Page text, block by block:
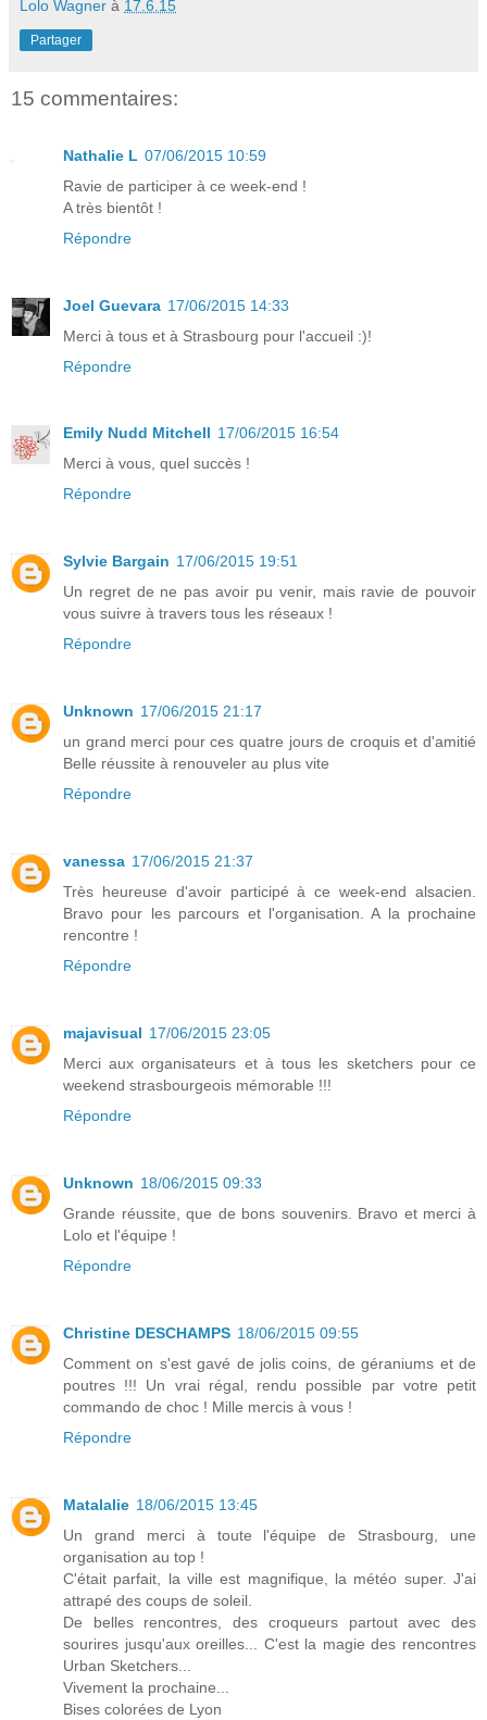
Lolo Wagner à 17.6.15
Partager
15 commentaires:
Nathalie L 07/06/2015 10:59
Ravie de participer à ce week-end !
A très bientôt !
Répondre
Joel Guevara 17/06/2015 14:33
Merci à tous et à Strasbourg pour l'accueil :)!
Répondre
Emily Nudd Mitchell 17/06/2015 16:54
Merci à vous, quel succès !
Répondre
Sylvie Bargain 17/06/2015 19:51
Un regret de ne pas avoir pu venir, mais ravie de pouvoir
vous suivre à travers tous les réseaux !
Répondre
Unknown 17/06/2015 21:17
un grand merci pour ces quatre jours de croquis et d'amitié
Belle réussite à renouveler au plus vite
Répondre
vanessa 17/06/2015 21:37
Très heureuse d'avoir participé à ce week-end alsacien.
Bravo pour les parcours et l'organisation. A la prochaine
rencontre !
Répondre
majavisual 17/06/2015 23:05
Merci aux organisateurs et à tous les sketchers pour ce
weekend strasbourgeois mémorable !!!
Répondre
Unknown 18/06/2015 09:33
Grande réussite, que de bons souvenirs. Bravo et merci à
Lolo et l'équipe !
Répondre
Christine DESCHAMPS 18/06/2015 09:55
Comment on s'est gavé de jolis coins, de géraniums et de
poutres !!! Un vrai régal, rendu possible par votre petit
commando de choc ! Mille mercis à vous !
Répondre
Matalalie 18/06/2015 13:45
Un grand merci à toute l'équipe de Strasbourg, une
organisation au top !
C'était parfait, la ville est magnifique, la météo super. J'ai
attrapé des coups de soleil.
De belles rencontres, des croqueurs partout avec des
sourires jusqu'aux oreilles... C'est la magie des rencontres
Urban Sketchers...
Vivement la prochaine...
Bises colorées de Lyon